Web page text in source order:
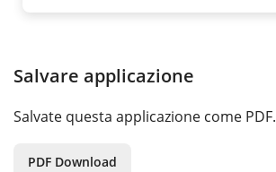
Salvare applicazione
Salvate questa applicazione come PDF.
PDF Download